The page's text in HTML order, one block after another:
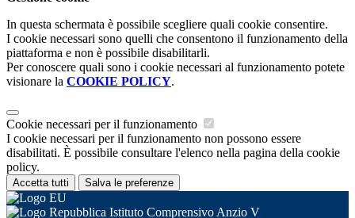
In questa schermata è possibile scegliere quali cookie consentire.
I cookie necessari sono quelli che consentono il funzionamento della
piattaforma e non è possibile disabilitarli.
Per conoscere quali sono i cookie necessari al funzionamento potete
visionare la COOKIE POLICY.
Cookie necessari per il funzionamento
I cookie necessari per il funzionamento non possono essere
disabilitati. È possibile consultare l'elenco nella pagina della cookie
policy.
Accetta tutti Salva le preferenze
Istituto Comprensivo Anzio V